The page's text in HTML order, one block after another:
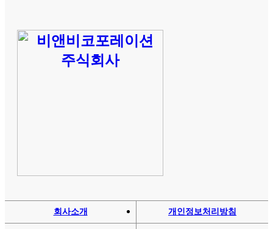
회사소개 개인정보처리방침